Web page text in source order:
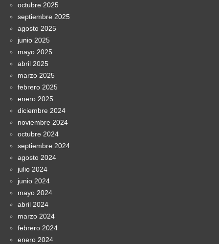
octubre 2025
septiembre 2025
agosto 2025
junio 2025
mayo 2025
abril 2025
marzo 2025
febrero 2025
enero 2025
diciembre 2024
noviembre 2024
octubre 2024
septiembre 2024
agosto 2024
julio 2024
junio 2024
mayo 2024
abril 2024
marzo 2024
febrero 2024
enero 2024